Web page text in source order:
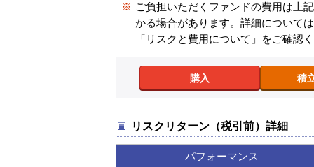
※ ご負担いただくファンドの費用は上
かる場合があります。詳細について
「リスクと費用について」をご確認
購入 積
リスクリターン（税引前）詳細
パフォーマンス